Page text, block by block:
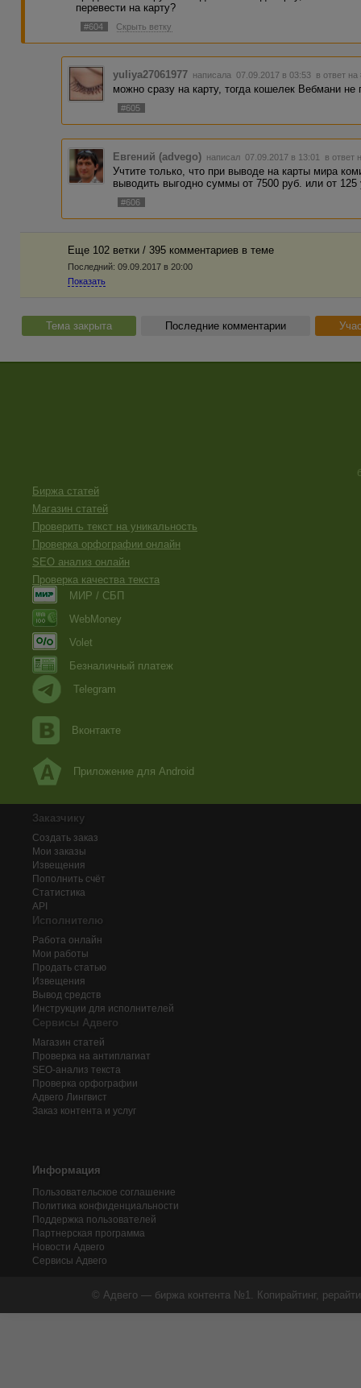
перевести на карту?
#604 Скрыть ветку
yuliya27061977 написала 07.09.2017 в 03:53 в ответ на
можно сразу на карту, тогда кошелек Вебмани не
#605
Евгений (advego) написал 07.09.2017 в 13:01 в ответ
Учтите только, что при выводе на карты мира
выводить выгодно суммы от 7500 руб. или от
#606
Еще 102 ветки / 395 комментариев в темe
Последний: 09.09.2017 в 20:00
Показать
Тема закрыта Последние комментарии
Биржа статей
Магазин статей
Проверить текст на уникальность
Проверка орфографии онлайн
SEO анализ онлайн
Проверка качества текста
МИР / СБП
WebMoney
Volet
Безналичный платеж
Telegram
Вконтакте
Приложение для Android
Заказчику
Создать заказ
Мои заказы
Извещения
Пополнить счёт
Статистика
API
Исполнителю
Работа онлайн
Мои работы
Продать статью
Извещения
Вывод средств
Инструкции для исполнителей
Сервисы Адвего
Магазин статей
Проверка на антиплагиат
SEO-анализ текста
Проверка орфографии
Адвего Лингвист
Заказ контента и услуг
Информация
Пользовательское соглашение
Политика конфиденциальности
Поддержка пользователей
Партнерская программа
Новости Адвего
Сервисы Адвего
© Адвего — биржа контента №1. Копирайтинг,